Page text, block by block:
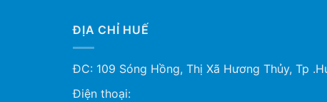
ĐỊA CHỈ HUẾ
ĐC: 109 Sóng Hồng, Thị Xã Hương Thủy, Tp
Điện thoại: